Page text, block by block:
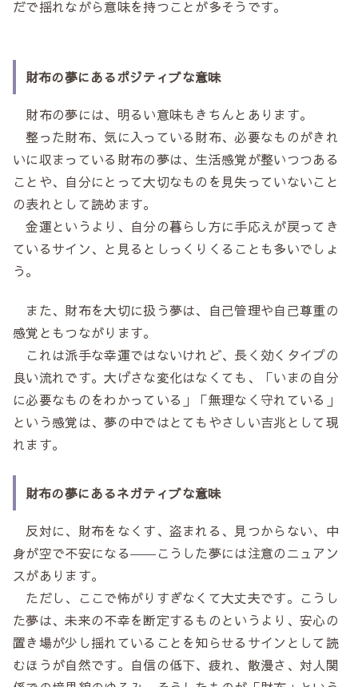
だで揺れながら意味を持つことが多そうです。
財布の夢にあるポジティブな意味
財布の夢には、明るい意味もきちんとあります。
整った財布、気に入っている財布、必要なものがきれ
いに収まっている財布の夢は、生活感覚が整いつつある
ことや、自分にとって大切なものを見失っていないこと
の表れとして読めます。
金運というより、自分の暮らし方に手応えが戻ってき
ているサイン、と見るとしっくりくることも多いでしょ
う。
また、財布を大切に扱う夢は、自己管理や自己尊重の
感覚ともつながります。
これは派手な幸運ではないけれど、長く効くタイプの
良い流れです。大げさな変化はなくても、「いまの自分
に必要なものをわかっている」「無理なく守れている」
という感覚は、夢の中ではとてもやさしい吉兆として現
れます。
財布の夢にあるネガティブな意味
反対に、財布をなくす、盗まれる、見つからない、中
身が空で不安になる――こうした夢には注意のニュアン
スがあります。
ただし、ここで怖がりすぎなくて大丈夫です。こうし
た夢は、未来の不幸を断定するものというより、安心の
置き場が少し揺れていることを知らせるサインとして読
むほうが自然です。自信の低下、疲れ、散漫さ、対人関